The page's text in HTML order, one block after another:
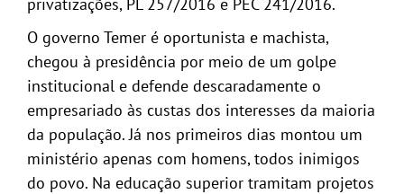
O governo Temer é oportunista e machista,
chegou à presidência por meio de um golpe
institucional e defende descaradamente o
empresariado às custas dos interesses da maioria
da população. Já nos primeiros dias montou um
ministério apenas com homens, todos inimigos
do povo. Na educação superior tramitam projetos